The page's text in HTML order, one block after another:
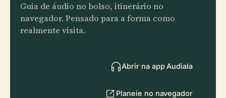
Guia de áudio no bolso, itinerário no
navegador. Pensado para a forma como
realmente visita.
Abrir na app Audiala
Planeie no navegador